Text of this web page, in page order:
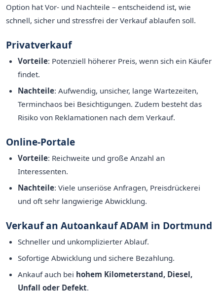
Option hat Vor- und Nachteile – entscheidend ist, wie
schnell, sicher und stressfrei der Verkauf ablaufen soll.
Privatverkauf
Vorteile: Potenziell höherer Preis, wenn sich ein Käufer
findet.
Nachteile: Aufwendig, unsicher, lange Wartezeiten,
Terminchaos bei Besichtigungen. Zudem besteht das
Risiko von Reklamationen nach dem Verkauf.
Online-Portale
Vorteile: Reichweite und große Anzahl an
Interessenten.
Nachteile: Viele unseriöse Anfragen, Preisdrückerei
und oft sehr langwierige Abwicklung.
Verkauf an Autoankauf ADAM in Dortmund
Schneller und unkomplizierter Ablauf.
Sofortige Abwicklung und sichere Bezahlung.
Ankauf auch bei hohem Kilometerstand, Diesel,
Unfall oder Defekt.